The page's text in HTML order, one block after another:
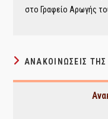
στο Γραφείο Αρωγής
ΑΝΑΚΟΙΝΏΣΕΙΣ